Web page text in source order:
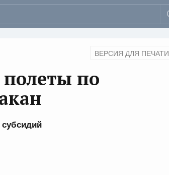
ВЕРСИЯ ДЛЯ ПЕЧАТИ
полеты по